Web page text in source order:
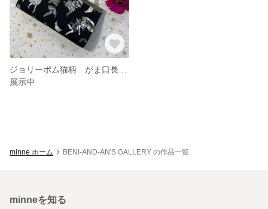
展示中
minne ホーム BENI-AND-AN'S GALLERY の作品一覧
minneを知る